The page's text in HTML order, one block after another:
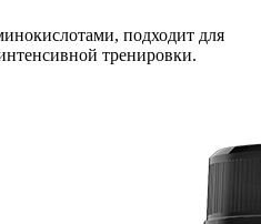
подходит для
тренировки.